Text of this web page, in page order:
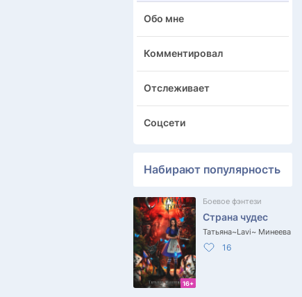
Обо мне
Комментировал
Отслеживает
Соцсети
Набирают популярность
16+
Боевое фэнтези
Страна чудес
Татьяна~Lavi~ Минеева
16